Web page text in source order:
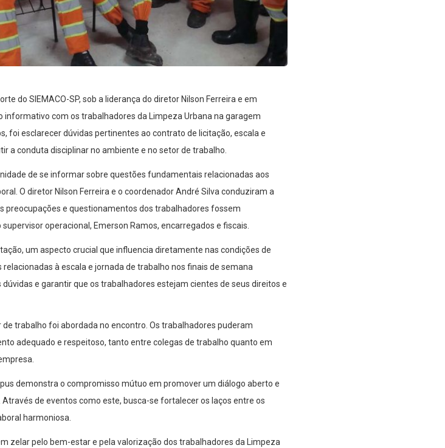
do SIEMACO-SP, sob a liderança do diretor Nilson Ferreira e em
com os trabalhadores da Limpeza Urbana na garagem
foi esclarecer dúvidas pertinentes ao contrato de licitação, escala e
a conduta disciplinar no ambiente e no setor de trabalho.
de se informar sobre questões fundamentais relacionadas aos
O diretor Nilson Ferreira e o coordenador André Silva conduziram a
preocupações e questionamentos dos trabalhadores fossem
operacional, Emerson Ramos, encarregados e fiscais.
um aspecto crucial que influencia diretamente nas condições de
à escala e jornada de trabalho nos finais de semana
e garantir que os trabalhadores estejam cientes de seus direitos e
trabalho foi abordada no encontro. Os trabalhadores puderam
adequado e respeitoso, tanto entre colegas de trabalho quanto em
demonstra o compromisso mútuo em promover um diálogo aberto e
de eventos como este, busca-se fortalecer os laços entre os
harmoniosa.
zelar pelo bem-estar e pela valorização dos trabalhadores da Limpeza